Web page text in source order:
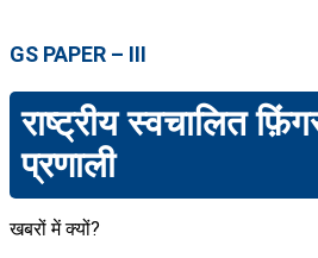
GS PAPER – III
राष्ट्रीय स्वचालित
प्रणाली
खबरों में क्यों?